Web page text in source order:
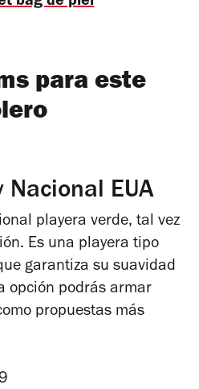
para este
Nacional EUA
playera verde, tal vez
Es una playera tipo
garantiza su suavidad
opción podrás armar
propuestas más